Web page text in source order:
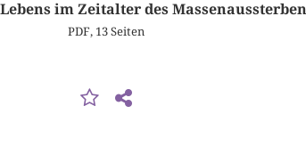
im Zeitalter des
PDF, 13 Seiten